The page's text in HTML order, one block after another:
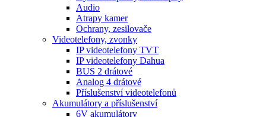
Audio
Atrapy kamer
Ochrany, zesilovače
Videotelefony, zvonky
IP videotelefony TVT
IP videotelefony Dahua
BUS 2 drátové
Analog 4 drátové
Příslušenství videotelefonů
Akumulátory a příslušenství
6V akumulátory